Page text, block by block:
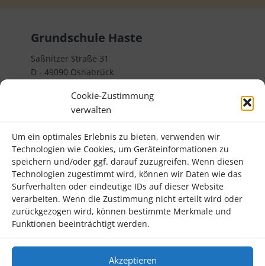
Cookie-Zustimmung
verwalten
Um ein optimales Erlebnis zu bieten, verwenden wir
Technologien wie Cookies, um Geräteinformationen zu
speichern und/oder ggf. darauf zuzugreifen. Wenn diesen
Technologien zugestimmt wird, können wir Daten wie das
Surfverhalten oder eindeutige IDs auf dieser Website
verarbeiten. Wenn die Zustimmung nicht erteilt wird oder
zurückgezogen wird, können bestimmte Merkmale und
Funktionen beeinträchtigt werden.
Akzeptieren
Grundschule Haste
Saßnitzer Straße 31
D - 49090 Osnabrück
Rechtliches
Impressum
Datenschutzerklärung
Kontakt
Informatives